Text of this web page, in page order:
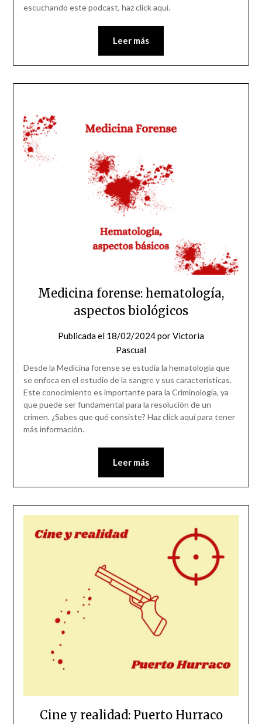
escuchando este podcast, haz click aquí.
Leer más
Medicina forense: hematología,
aspectos biológicos
Publicada el 18/02/2024porVictoria
Pascual
Desde la Medicina forense se estudia la hematología que
se enfoca en el estudio de la sangre y sus características.
Este conocimiento es importante para la Criminología, ya
que puede ser fundamental para la resolución de un
crimen. ¿Sabes que qué consiste? Haz click aquí para tener
más información.
Leer más
Cine y realidad: Puerto Hurraco